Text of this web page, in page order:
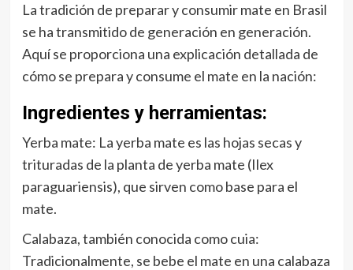
La tradición de preparar y consumir mate en Brasil
se ha transmitido de generación en generación.
Aquí se proporciona una explicación detallada de
cómo se prepara y consume el mate en la nación:
Ingredientes y herramientas:
Yerba mate: La yerba mate es las hojas secas y
trituradas de la planta de yerba mate (Ilex
paraguariensis), que sirven como base para el
mate.
Calabaza, también conocida como cuia:
Tradicionalmente, se bebe el mate en una calabaza